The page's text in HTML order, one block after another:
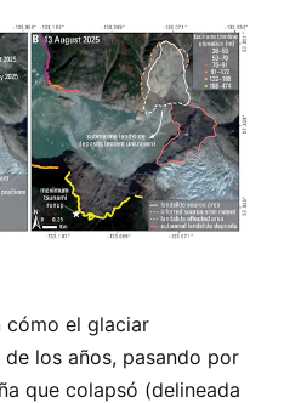
cómo el glaciar
los años, pasando por
que colapsó (delineada